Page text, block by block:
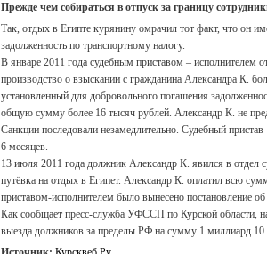
Прежде чем собираться в отпуск за границу
Так, отдых в Египте курянину омрачил тот факт, что он
задолженность по транспортному налогу.
В январе 2011 года судебным приставом – исполнителем
производство о взыскании с гражданина Александра К.
установленный для добровольного погашения
общую сумму более 16 тысяч рублей. Александр К. не
Санкции последовали незамедлительно. Судебный
6 месяцев.
13 июля 2011 года должник Александр К. явился в отдел
путёвка на отдых в Египет. Александр К. оплатил всю
приставом-исполнителем было вынесено постановление
Как сообщает пресс-служба УФССП по Курской области,
выезда должников за пределы РФ на сумму 1 миллиард